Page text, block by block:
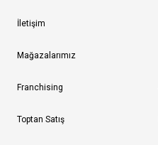
İletişim
Mağazalarımız
Franchising
Toptan Satış